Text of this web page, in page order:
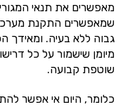
שמאפשרים התקנת
גבוה ללא בעיה. ומאידך
מיומן שישמור על כל
שוטפת קבועה.
כלומר, היום אי אפשר